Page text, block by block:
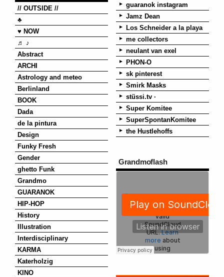
// OUTSIDE //
♣
♥ NOW
♬ ♪
Abstract
ARCHI
Astrology and meteo
Berlinland
BOOK
Dada
de la pintura
Design
Funky Fresh
Gender
ghetto Funk
Grandmo
GUARANOK
HIP-HOP
History
Illustration
Interdisciplinary
KARMA
Katerholzig
KINO
guaranok instagram
Jamz Dean
Los Schneider a la playa
me collectors
neulant van exel
PHON-O
sk pinterest
Smirk Masks
stüssi.tv ·
Super Komitee
SuperSpontanKomitee
the Hustlehoffs
Grandmoflash